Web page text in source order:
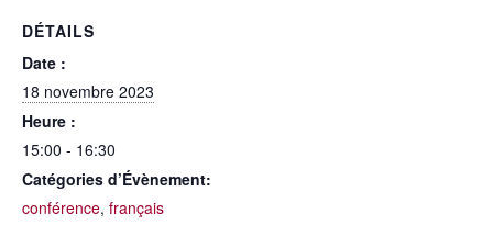
DÉTAILS
Date :
18 novembre 2023
Heure :
15:00 - 16:30
Catégories d’Évènement:
conférence, français